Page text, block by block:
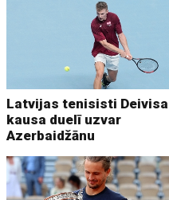
Latvijas tenisisti Deivisa
kausa duelī uzvar
Azerbaidžānu